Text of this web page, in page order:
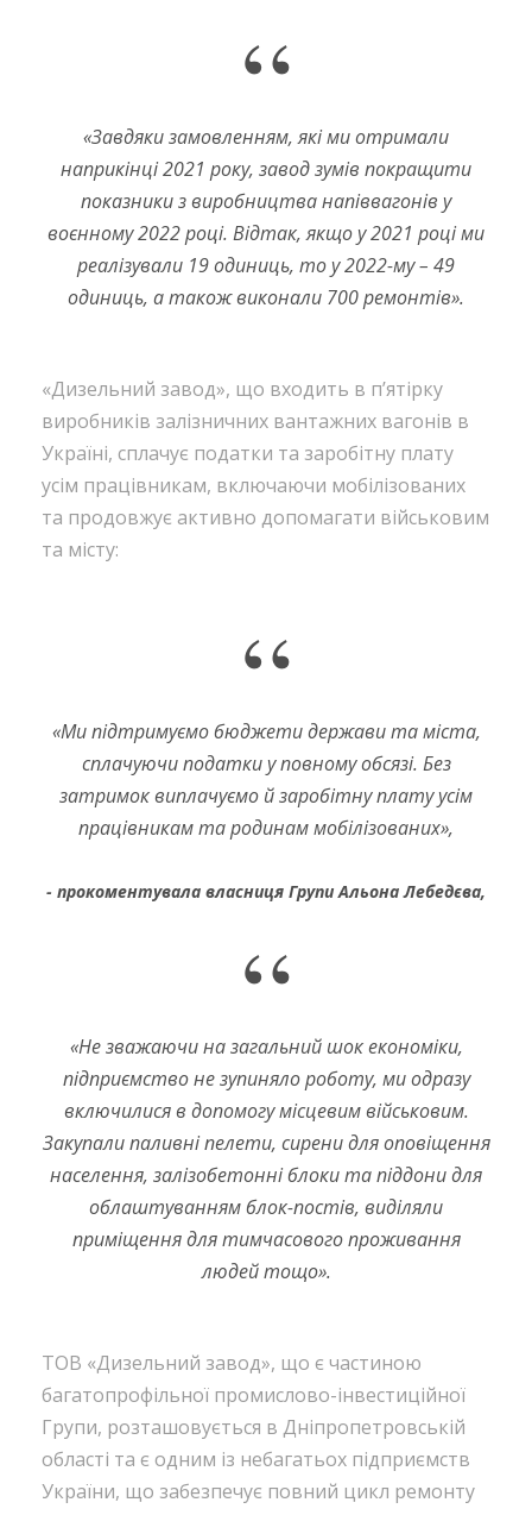
“
«Завдяки замовленням, які ми отримали
наприкінці 2021 року, завод зумів покращити
показники з виробництва напіввагонів у
воєнному 2022 році. Відтак, якщо у 2021 році ми
реалізували 19 одиниць, то у 2022-му – 49
одиниць, а також виконали 700 ремонтів».
«Дизельний завод», що входить в п’ятірку
виробників залізничних вантажних вагонів в
Україні, сплачує податки та заробітну плату
усім працівникам, включаючи мобілізованих
та продовжує активно допомагати військовим
та місту:
“
«Ми підтримуємо бюджети держави та міста,
сплачуючи податки у повному обсязі. Без
затримок виплачуємо й заробітну плату усім
працівникам та родинам мобілізованих»,
прокоментувала власниця Групи Альона Лебедєва,
“
«Не зважаючи на загальний шок економіки,
підприємство не зупиняло роботу, ми одразу
включилися в допомогу місцевим військовим.
Закупали паливні пелети, сирени для оповіщення
населення, залізобетонні блоки та піддони для
облаштуванням блок-постів, виділяли
приміщення для тимчасового проживання
людей тощо».
ТОВ «Дизельний завод», що є частиною
багатопрофільної промислово-інвестиційної
Групи, розташовується в Дніпропетровській
області та є одним із небагатьох підприємств
України, що забезпечує повний цикл ремонту